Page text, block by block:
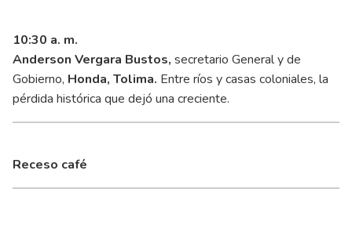
10:30 a. m.
Anderson Vergara Bustos, secretario General y de
Gobierno, Honda, Tolima. Entre ríos y casas coloniales, la
pérdida histórica que dejó una creciente.
Receso café